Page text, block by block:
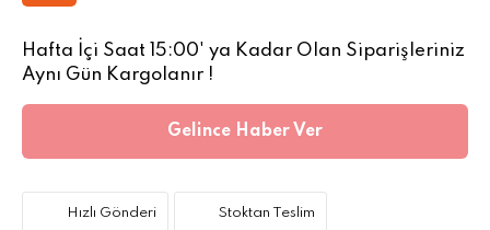
Hafta İçi Saat 15:00' ya Kadar Olan Siparişleriniz
Aynı Gün Kargolanır !
Gelince Haber Ver
Hızlı Gönderi Stoktan Teslim